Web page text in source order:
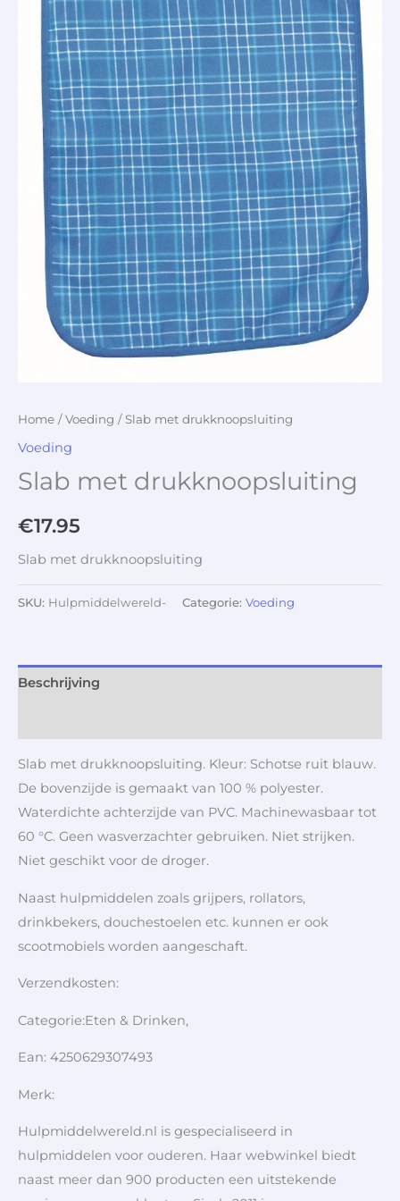
Home /Voeding / Slab met drukknoopsluiting
Voeding
Slab met drukknoopsluiting
€17.95
Slab met drukknoopsluiting
SKU: Hulpmiddelwereld- Categorie: Voeding
Beschrijving
Slab met drukknoopsluiting. Kleur: Schotse ruit blauw.
De bovenzijde is gemaakt van 100 % polyester.
Waterdichte achterzijde van PVC. Machinewasbaar tot
60 °C. Geen wasverzachter gebruiken. Niet strijken.
Niet geschikt voor de droger.
Naast hulpmiddelen zoals grijpers, rollators,
drinkbekers, douchestoelen etc. kunnen er ook
scootmobiels worden aangeschaft.
Verzendkosten:
Categorie:Eten & Drinken,
Ean: 4250629307493
Merk:
Hulpmiddelwereld.nl is gespecialiseerd in
hulpmiddelen voor ouderen. Haar webwinkel biedt
naast meer dan 900 producten een uitstekende